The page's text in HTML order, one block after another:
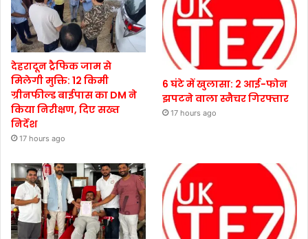
देहरादून ट्रैफिक जाम से
मिलेगी मुक्ति: 12 किमी
ग्रीनफील्ड बाईपास का DM ने
किया निरीक्षण, दिए सख्त
निर्देश
17 hours ago
6 घंटे में खुलासा: 2 आई-फोन
झपटने वाला स्नैचर गिरफ्तार
17 hours ago